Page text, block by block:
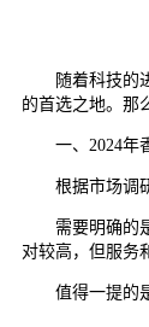
随着科技的进
的首选之地。那
一、2024年香
根据市场调研
需要明确的是
对较高，但服务
值得一提的是